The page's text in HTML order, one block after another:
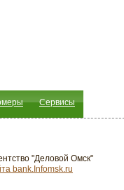
Сервисы
"Деловой Омск"
bank.Infomsk.ru